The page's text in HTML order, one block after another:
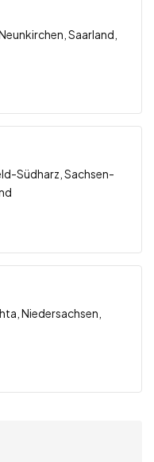
Saarland,
Südharz, Sachsen-
Niedersachsen,